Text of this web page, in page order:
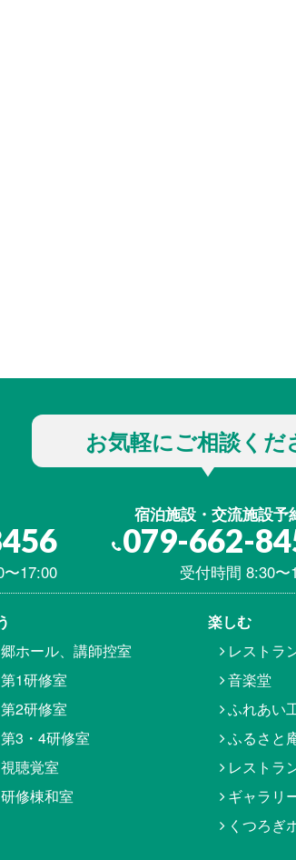
お気軽にご相談くだ
17:00
宿泊施設・交流施設予
079-662-
受付時間 8:30〜
郷ホール、講師控室
第1研修室
第2研修室
第3・4研修室
視聴覚室
研修棟和室
楽しむ
レストラ
音楽堂
ふれあい
ふるさと
レストラ
ギャラリ
くつろぎ